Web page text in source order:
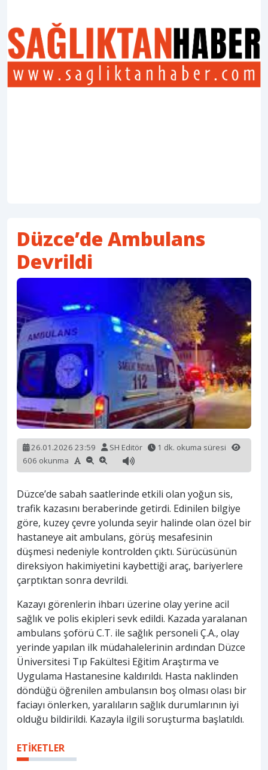
Düzce’de Ambulans
Devrildi
26.01.2026 23:59 SH Editör
1 dk. okuma süresi
606 okunma
Düzce’de sabah saatlerinde etkili olan yoğun sis,
trafik kazasını beraberinde getirdi. Edinilen bilgiye
göre, kuzey çevre yolunda seyir halinde olan özel bir
hastaneye ait ambulans, görüş mesafesinin
düşmesi nedeniyle kontrolden çıktı. Sürücüsünün
direksiyon hakimiyetini kaybettiği araç, bariyerlere
çarptıktan sonra devrildi.
Kazayı görenlerin ihbarı üzerine olay yerine acil
sağlık ve polis ekipleri sevk edildi. Kazada yaralanan
ambulans şoförü C.T. ile sağlık personeli Ç.A., olay
yerinde yapılan ilk müdahalelerinin ardından Düzce
Üniversitesi Tıp Fakültesi Eğitim Araştırma ve
Uygulama Hastanesine kaldırıldı. Hasta naklinden
döndüğü öğrenilen ambulansın boş olması olası bir
faciayı önlerken, yaralıların sağlık durumlarının iyi
olduğu bildirildi. Kazayla ilgili soruşturma başlatıldı.
ETİKETLER